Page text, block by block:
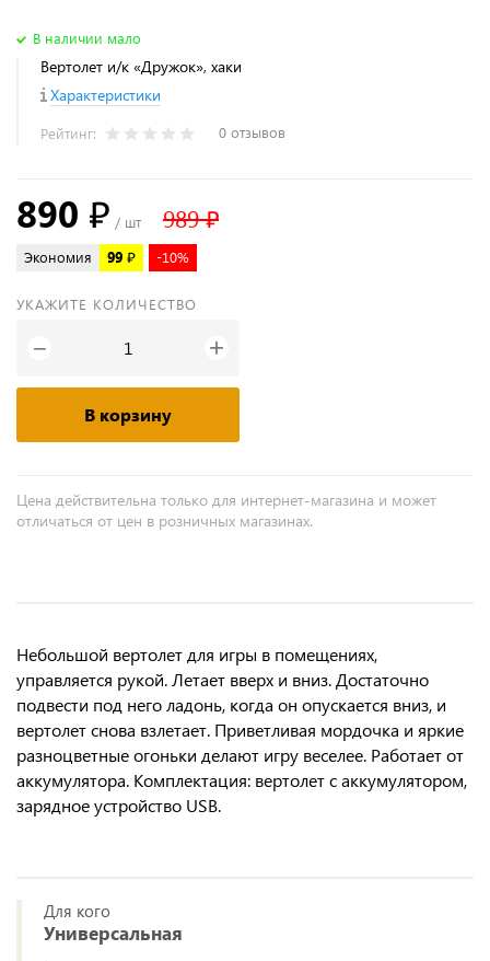
В наличии мало
Вертолет и/к «Дружок», хаки
Характеристики
Рейтинг: 0 отзывов
890 ₽ / шт 989 ₽
Экономия 99 ₽ -10%
УКАЖИТЕ КОЛИЧЕСТВО
− +
В корзину
Цена действительна только для интернет-магазина и может
отличаться от цен в розничных магазинах.
Небольшой вертолет для игры в помещениях,
управляется рукой. Летает вверх и вниз. Достаточно
подвести под него ладонь, когда он опускается вниз, и
вертолет снова взлетает. Приветливая мордочка и яркие
разноцветные огоньки делают игру веселее. Работает от
аккумулятора. Комплектация: вертолет с аккумулятором,
зарядное устройство USB.
Для кого
Универсальная